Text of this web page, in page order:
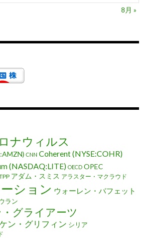
8月 »
ナウィルス
CNN Coherent (NYSE:COHR)
(NASDAQ:LITE) OECD OPEC
アダム・スミス アラスター・マクラウド
ション ウォーレン・バフェット
ラン
グライアーツ
ン・グリフィン シリア